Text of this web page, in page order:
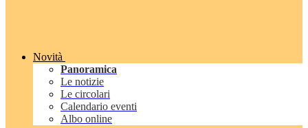
Novità
Panoramica
Le notizie
Le circolari
Calendario eventi
Albo online